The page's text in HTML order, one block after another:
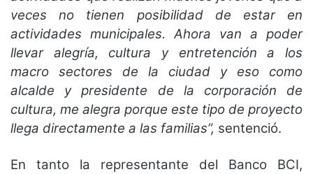
veces no tienen posibilidad de estar en
actividades municipales. Ahora van a poder
llevar alegría, cultura y entretención a los
macro sectores de la ciudad y eso como
alcalde y presidente de la corporación de
cultura, me alegra porque este tipo de proyecto
llega directamente a las familias”, sentenció.
En tanto la representante del Banco BCI,